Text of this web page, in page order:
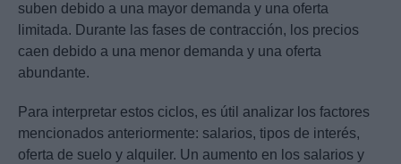
suben debido a una mayor demanda y una oferta
limitada. Durante las fases de contracción, los precios
caen debido a una menor demanda y una oferta
abundante.
Para interpretar estos ciclos, es útil analizar los factores
mencionados anteriormente: salarios, tipos de interés,
oferta de suelo y alquiler. Un aumento en los salarios y